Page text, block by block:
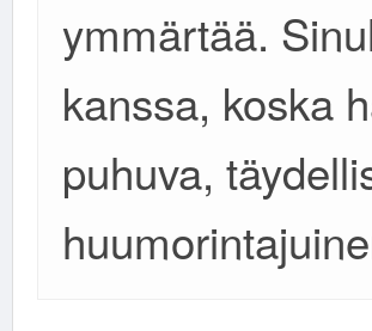
ymmärtää.
kanssa, koska
puhuva,